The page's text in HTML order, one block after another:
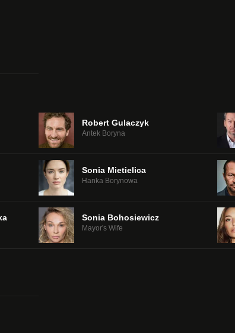
Robert Gulaczyk
Antek Boryna
Sonia Mietielica
Hanka Borynowa
Sonia Bohosiewicz
Mayor's Wife